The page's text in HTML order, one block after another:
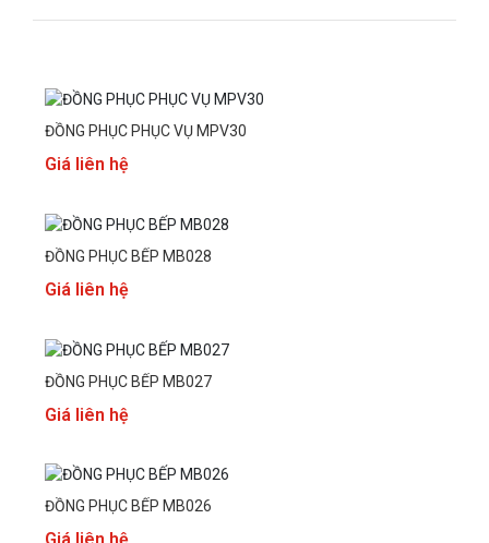
ĐỒNG PHỤC PHỤC VỤ MPV30
Giá liên hệ
ĐỒNG PHỤC BẾP MB028
Giá liên hệ
ĐỒNG PHỤC BẾP MB027
Giá liên hệ
ĐỒNG PHỤC BẾP MB026